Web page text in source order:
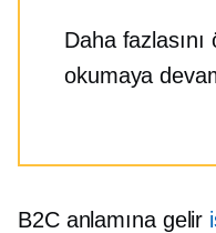
Daha
okumaya
B2C anlamına gelir